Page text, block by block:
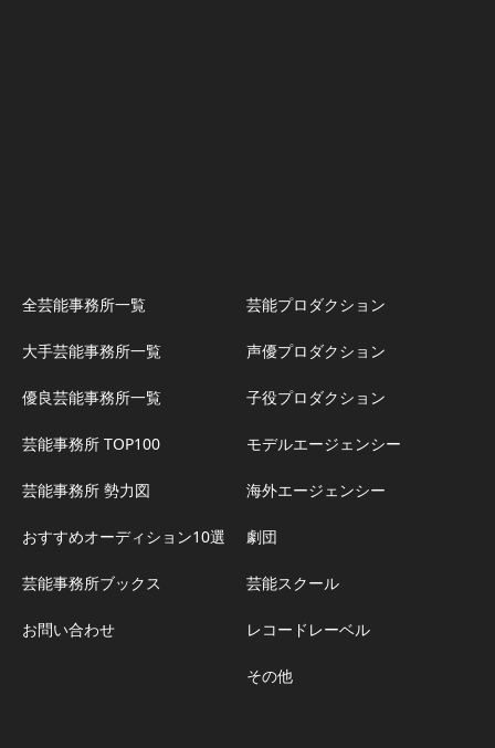
全芸能事務所一覧
大手芸能事務所一覧
優良芸能事務所一覧
芸能事務所 TOP100
芸能事務所 勢力図
おすすめオーディション10選
芸能事務所ブックス
お問い合わせ
芸能プロダクション
声優プロダクション
子役プロダクション
モデルエージェンシー
海外エージェンシー
劇団
芸能スクール
レコードレーベル
その他